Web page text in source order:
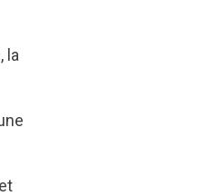
la